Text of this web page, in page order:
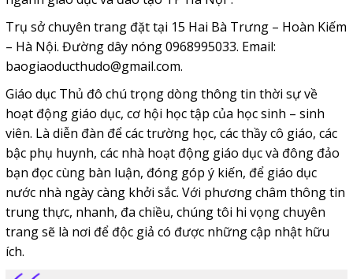
Trụ sở chuyên trang đặt tại 15 Hai Bà Trưng – Hoàn Kiếm
– Hà Nội. Đường dây nóng 0968995033. Email:
baogiaoducthudo@gmail.com.
Giáo dục Thủ đô chú trọng dòng thông tin thời sự về
hoạt động giáo dục, cơ hội học tập của học sinh – sinh
viên. Là diễn đàn để các trường học, các thầy cô giáo, các
bậc phụ huynh, các nhà hoạt động giáo dục và đông đảo
bạn đọc cùng bàn luận, đóng góp ý kiến, để giáo dục
nước nhà ngày càng khởi sắc. Với phương châm thông tin
trung thực, nhanh, đa chiều, chúng tôi hi vọng chuyên
trang sẽ là nơi để độc giả có được những cập nhật hữu
ích.